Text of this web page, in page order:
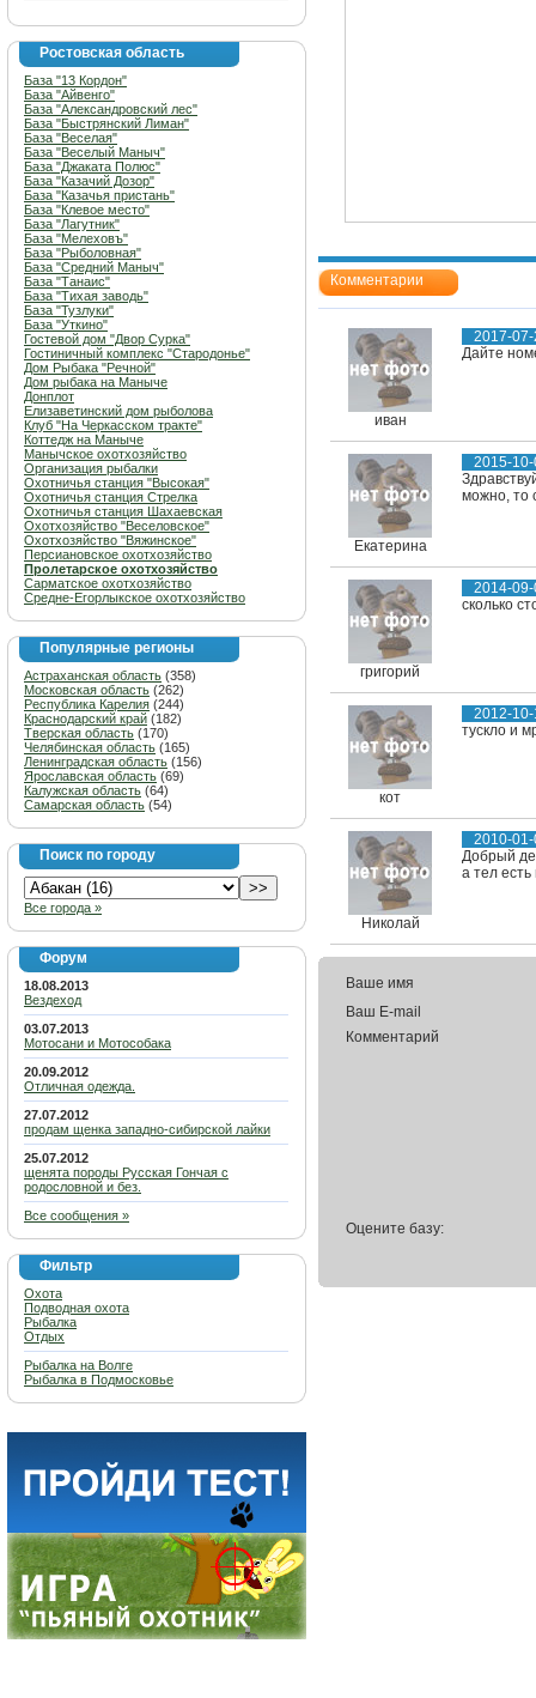
Ростовская область
База "13 Кордон"
База "Айвенго"
База "Александровский лес"
База "Быстрянский Лиман"
База "Веселая"
База "Веселый Маныч"
База "Джаката Полюс"
База "Казачий Дозор"
База "Казачья пристань"
База "Клевое место"
База "Лагутник"
База "Мелеховъ"
База "Рыболовная"
База "Средний Маныч"
База "Танаис"
База "Тихая заводь"
База "Тузлуки"
База "Уткино"
Гостевой дом "Двор Сурка"
Гостиничный комплекс "Стародонье"
Дом Рыбака "Речной"
Дом рыбака на Маныче
Донплот
Елизаветинский дом рыболова
Клуб "На Черкасском тракте"
Коттедж на Маныче
Манычское охотхозяйство
Организация рыбалки
Охотничья станция "Высокая"
Охотничья станция Стрелка
Охотничья станция Шахаевская
Охотхозяйство "Веселовское"
Охотхозяйство "Вяжинское"
Персиановское охотхозяйство
Пролетарское охотхозяйство
Сарматское охотхозяйство
Средне-Егорлыкское охотхозяйство
Популярные регионы
Астраханская область (358)
Московская область (262)
Республика Карелия (244)
Краснодарский край (182)
Тверская область (170)
Челябинская область (165)
Ленинградская область (156)
Ярославская область (69)
Калужская область (64)
Самарская область (54)
Поиск по городу
Все города »
Форум
18.08.2013
Вездеход
03.07.2013
Мотосани и Мотособака
20.09.2012
Отличная одежда.
27.07.2012
продам щенка западно-сибирской лайки
25.07.2012
щенята породы Русская Гончая с
родословной и без.
Все сообщения »
Фильтр
Охота
Подводная охота
Рыбалка
Отдых
Рыбалка на Волге
Рыбалка в Подмосковье
Комментарии
иван
2017-
Дайте
Екатерина
2015-
можно, то
григорий
2014-
сколько
кот
2012-
тускло и
Николай
2010-
Добрый
а тел
Ваше имя
Ваш E-mail
Комментарий
Оцените базу: